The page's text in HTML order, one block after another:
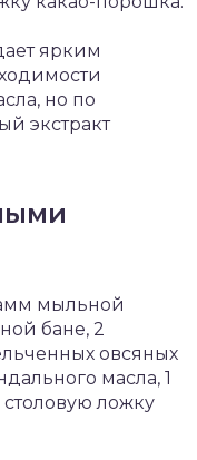
ярким
но по
экстракт
мыльной
бане, 2
овсяных
масла, 1
ложку